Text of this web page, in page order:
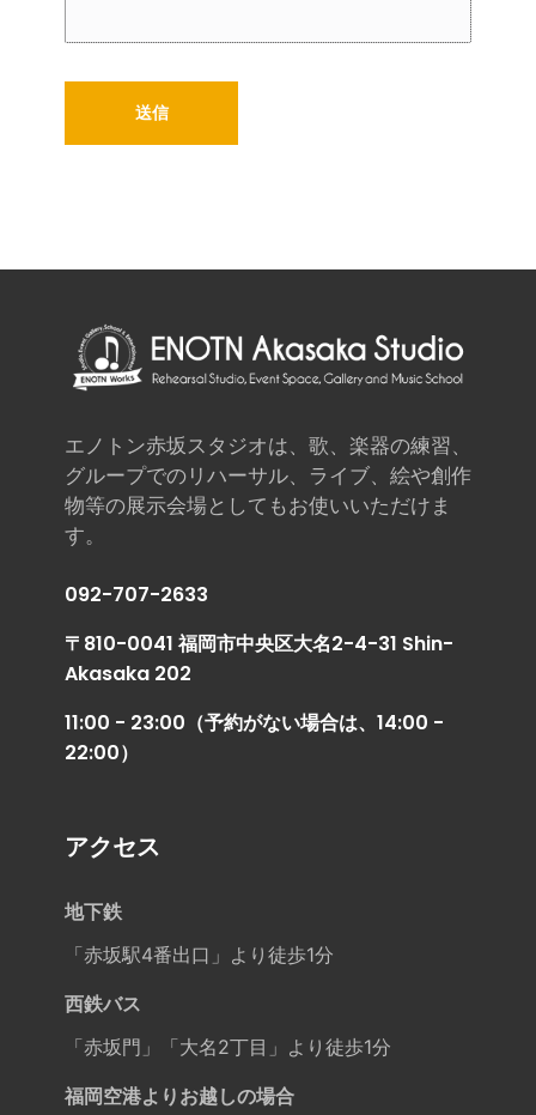
エノトン赤坂スタジオは、歌、楽器の練習、
グループでのリハーサル、ライブ、絵や創作
物等の展示会場としてもお使いいただけま
す。
092-707-2633
〒810-0041 福岡市中央区大名2-4-31 Shin-
Akasaka 202
11:00 - 23:00（予約がない場合は、14:00 -
22:00）
アクセス
地下鉄
「赤坂駅4番出口」より徒歩1分
西鉄バス
「赤坂門」「大名2丁目」より徒歩1分
福岡空港よりお越しの場合